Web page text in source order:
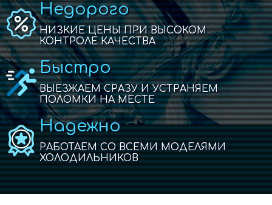
Недорого
НИЗКИЕ ЦЕНЫ ПРИ ВЫСОКОМ
КОНТРОЛЕ КАЧЕСТВА
Быстро
ВЫЕЗЖАЕМ СРАЗУ И УСТРАНЯЕМ
ПОЛОМКИ НА МЕСТЕ
Надежно
РАБОТАЕМ СО ВСЕМИ МОДЕЛЯМИ
ХОЛОДИЛЬНИКОВ